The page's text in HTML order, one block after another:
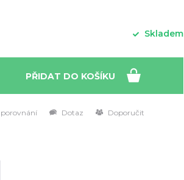
Skladem
PŘIDAT DO KOŠÍKU
Dotaz Doporučit